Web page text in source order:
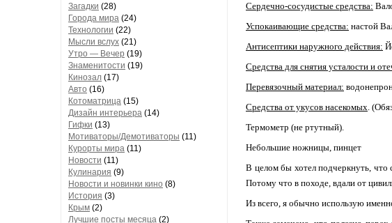
Загадки (28)
Города мира (24)
Технологии (22)
Мысли вслух (21)
Утро — Вечер (19)
Знаменитости (19)
Кинозал (17)
Авто (16)
Котоматрица (15)
Дизайн интерьера (14)
Гифки (13)
Мотиваторы/Демотиваторы (11)
Курорты мира (11)
Новости (11)
Кулинария (9)
Новости и новинки кино (8)
История (3)
Крым (2)
Лучшие посты месяца (2)
Сердечно-сосудистые средства:
Успокаивающие средства: настой
Антисептики наружного действия:
Средства для снятия усталости и
Перевязочный материал:
Средства от укусов насекомых.
Термометр (не ртутный).
Небольшие ножницы, пинцет
В целом бы хотел подчеркнуть, что
Потому что в походе, вдали от
Из всего, я обычно использую